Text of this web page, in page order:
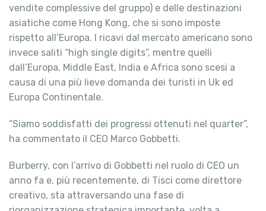
vendite complessive del gruppo) e delle destinazioni
asiatiche come Hong Kong, che si sono imposte
rispetto all’Europa. I ricavi dal mercato americano sono
invece saliti “high single digits”, mentre quelli
dall’Europa, Middle East, India e Africa sono scesi a
causa di una più lieve domanda dei turisti in Uk ed
Europa Continentale.
“Siamo soddisfatti dei progressi ottenuti nel quarter”,
ha commentato il CEO Marco Gobbetti.
Burberry, con l’arrivo di Gobbetti nel ruolo di CEO un
anno fa e, più recentemente, di Tisci come direttore
creativo, sta attraversando una fase di